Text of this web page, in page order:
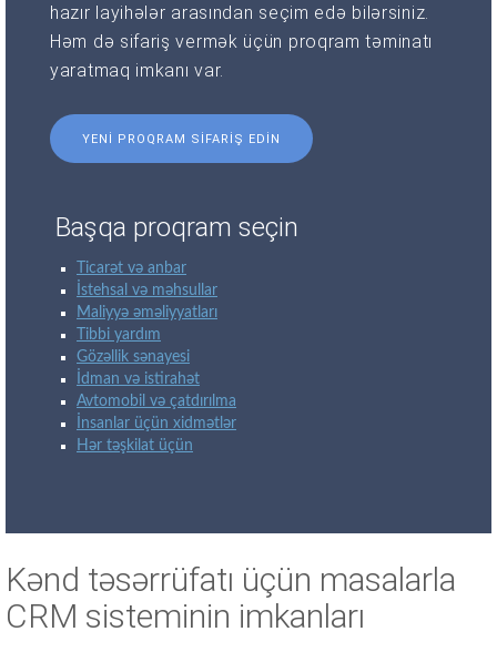
hazır layihələr arasından seçim edə bilərsiniz.
Həm də sifariş vermək üçün proqram təminatı
yaratmaq imkanı var.
YENI PROQRAM SIFARIŞ EDIN
Başqa proqram seçin
Ticarət və anbar
İstehsal və məhsullar
Maliyyə əməliyyatları
Tibbi yardım
Gözəllik sənayesi
İdman və istirahət
Avtomobil və çatdırılma
İnsanlar üçün xidmətlər
Hər təşkilat üçün
Kənd təsərrüfatı üçün masalarla
CRM sisteminin imkanları